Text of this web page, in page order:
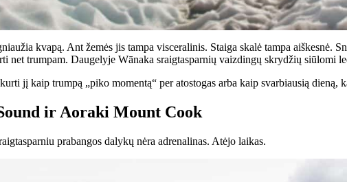
kvapą. Ant žemės jis tampa visceralinis. Staiga skalė tampa aiškesnė.
net trumpam. Daugelyje Wānaka sraigtasparnių vaizdingų skrydžių siūlomi
jį kaip trumpą „piko momentą“ per atostogas arba kaip svarbiausią
ir Aoraki Mount Cook
prabangos dalykų nėra adrenalinas. Atėjo laikas.